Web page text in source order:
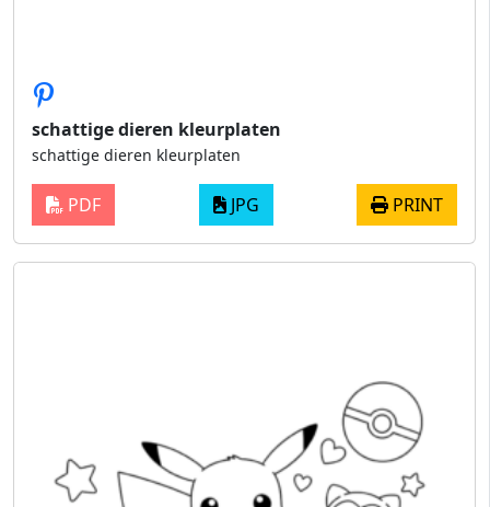
schattige dieren kleurplaten​
schattige dieren kleurplaten​
PDF JPG PRINT